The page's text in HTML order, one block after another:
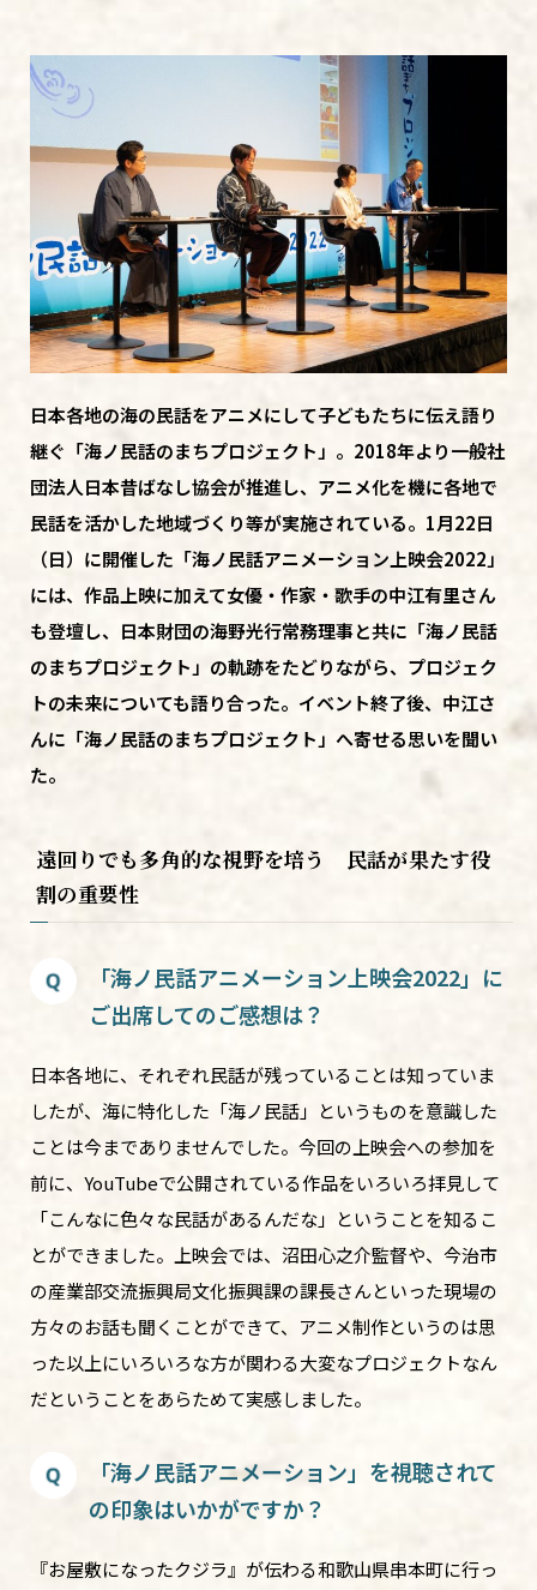
日本各地の海の民話をアニメにして子どもたちに伝え語り
継ぐ「海ノ民話のまちプロジェクト」。2018年より一般社
団法人日本昔ばなし協会が推進し、アニメ化を機に各地で
民話を活かした地域づくり等が実施されている。1月22日
（日）に開催した「海ノ民話アニメーション上映会2022」
には、作品上映に加えて女優・作家・歌手の中江有里さん
も登壇し、日本財団の海野光行常務理事と共に「海ノ民話
のまちプロジェクト」の軌跡をたどりながら、プロジェク
トの未来についても語り合った。イベント終了後、中江さ
んに「海ノ民話のまちプロジェクト」へ寄せる思いを聞い
た。
遠回りでも多角的な視野を培う 民話が果たす役
割の重要性
「海ノ民話アニメーション上映会2022」に
ご出席してのご感想は？
日本各地に、それぞれ民話が残っていることは知っていま
したが、海に特化した「海ノ民話」というものを意識した
ことは今までありませんでした。今回の上映会への参加を
前に、YouTubeで公開されている作品をいろいろ拝見して
「こんなに色々な民話があるんだな」ということを知るこ
とができました。上映会では、沼田心之介監督や、今治市
の産業部交流振興局文化振興課の課長さんといった現場の
方々のお話も聞くことができて、アニメ制作というのは思
った以上にいろいろな方が関わる大変なプロジェクトなん
だということをあらためて実感しました。
「海ノ民話アニメーション」を視聴されて
の印象はいかがですか？
『お屋敷になったクジラ』が伝わる和歌山県串本町に行っ